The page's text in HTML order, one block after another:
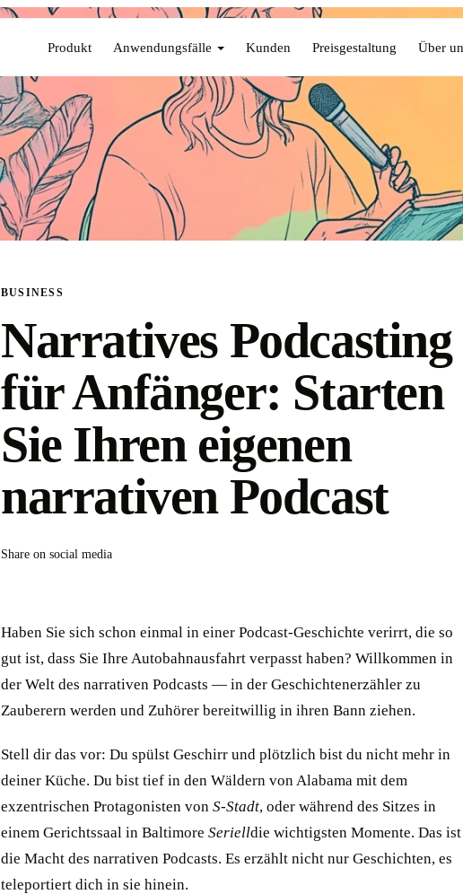
Produkt Anwendungsfälle Kunden Preisgestaltung Über
BUSINESS
Narratives Podcasting
für Anfänger: Starten
Sie Ihren eigenen
narrativen Podcast
Share on social media
Haben Sie sich schon einmal in einer Podcast-Geschichte verirrt, die so
gut ist, dass Sie Ihre Autobahnausfahrt verpasst haben? Willkommen in
der Welt des narrativen Podcasts — in der Geschichtenerzähler zu
Zauberern werden und Zuhörer bereitwillig in ihren Bann ziehen.
Stell dir das vor: Du spülst Geschirr und plötzlich bist du nicht mehr in
deiner Küche. Du bist tief in den Wäldern von Alabama mit dem
exzentrischen Protagonisten von S-Stadt, oder während des Sitzes in
einem Gerichtssaal in Baltimore Serielldie wichtigsten Momente. Das ist
die Macht des narrativen Podcasts. Es erzählt nicht nur Geschichten, es
teleportiert dich in sie hinein.